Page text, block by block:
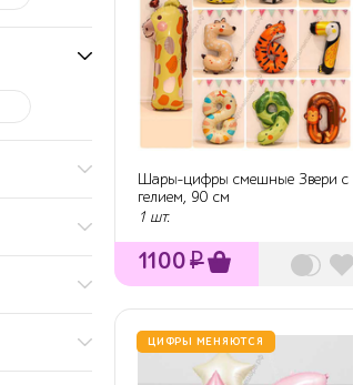
Шары-цифры смешные Звери с
гелием, 90 см
1 шт.
1100₽
ЦИФРЫ МЕНЯЮТСЯ